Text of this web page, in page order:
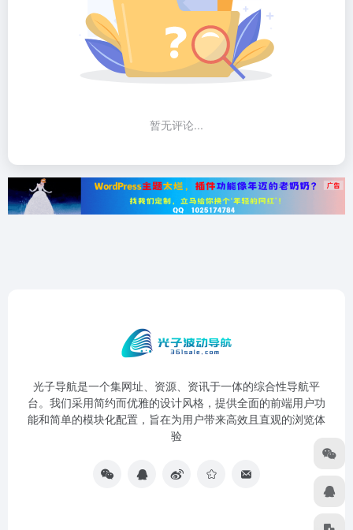
暂无评论...
光子导航是一个集网址、资源、资讯于一体的综合性导航平
台。我们采用简约而优雅的设计风格，提供全面的前端用户功
能和简单的模块化配置，旨在为用户带来高效且直观的浏览体
验